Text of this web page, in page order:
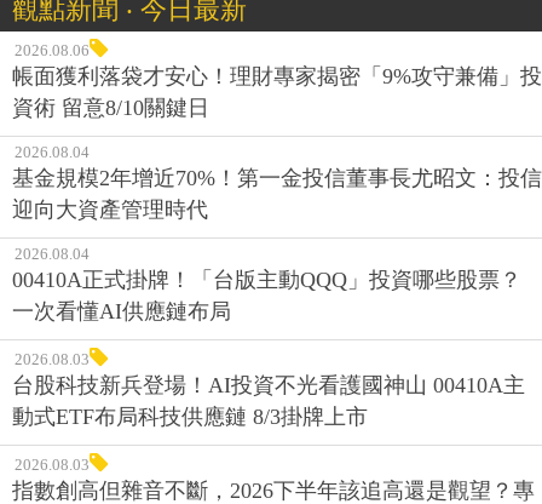
觀點新聞 ‧ 今日最新
2026.08.06
帳面獲利落袋才安心！理財專家揭密「9%攻守兼備」投
資術 留意8/10關鍵日
2026.08.04
基金規模2年增近70%！第一金投信董事長尤昭文：投信
迎向大資產管理時代
2026.08.04
00410A正式掛牌！「台版主動QQQ」投資哪些股票？
一次看懂AI供應鏈布局
2026.08.03
台股科技新兵登場！AI投資不光看護國神山 00410A主
動式ETF布局科技供應鏈 8/3掛牌上市
2026.08.03
指數創高但雜音不斷，2026下半年該追高還是觀望？專